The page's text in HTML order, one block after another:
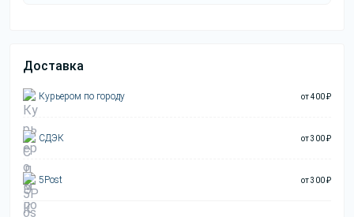
Доставка
Курьером по городу от 400 ₽
СДЭК от 300 ₽
5Post от 300 ₽